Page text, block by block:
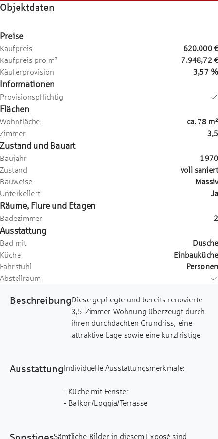
Objektdaten
Preise
Kaufpreis
620.000 €
Kaufpreis pro m²
7.948,72 €
Käuferprovision
3,57 %
Informationen
Provisionspflichtig
Flächen
Wohnfläche ca.78 m²
Zimmer
3,5
Zustand und Bauart
Baujahr
1970
Zustand
voll saniert
Bauweise
Massiv
Unterkellert
Ja
Räume, Flure und Etagen
Badezimmer 2
Ausstattung
Bad mit
Dusche
Küche
Einbauküche
Fahrstuhl
Personen
Abstellraum
BeschreibungDiese gepflegte und bereits renovierte
3,5-Zimmer-Wohnung überzeugt durch
ihren durchdachten Grundriss, eine
attraktive Lage sowie eine kurzfristige
Nutzungsmöglichkeiten für Paare,
Eigennutzer.
Die Wohnung befindet sich im 3.
AusstattungIndividuelle Ausstattungsmerkmale:
- Küche mit Fenster
- Balkon/Loggia/Terrasse
SonstigesSämtliche Bilder in diesem Exposé sind